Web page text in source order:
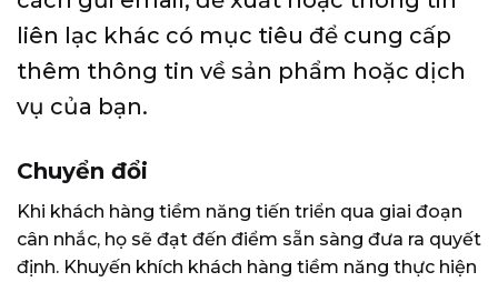
liên lạc khác có mục tiêu để cung cấp
thêm thông tin về sản phẩm hoặc dịch
vụ của bạn.
Chuyển đổi
Khi khách hàng tiềm năng tiến triển qua giai đoạn
cân nhắc, họ sẽ đạt đến điểm sẵn sàng đưa ra quyết
định. Khuyến khích khách hàng tiềm năng thực hiện